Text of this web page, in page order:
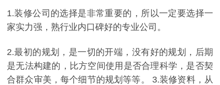
1.装修公司的选择是非常重要的，所以一定要选择一
家实力强，熟行业内口碑好的专业公司。
2.最初的规划，是一切的开端，没有好的规划，后期
是无法构建的，比方空间使用是否合理科学，是否契
合群众审美，每个细节的规划等等。 3.装修资料，从